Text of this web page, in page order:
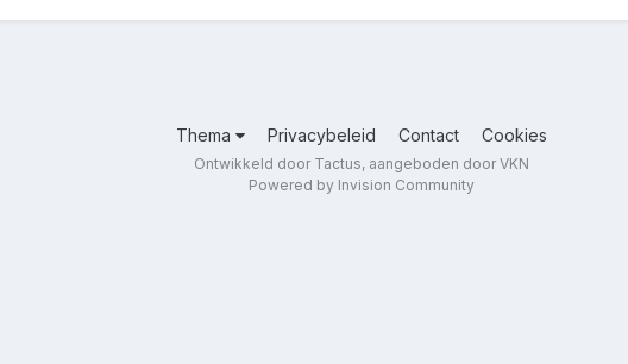
Thema Privacybeleid Contact Cookies
Ontwikkeld door Tactus, aangeboden door VKN
Powered by Invision Community